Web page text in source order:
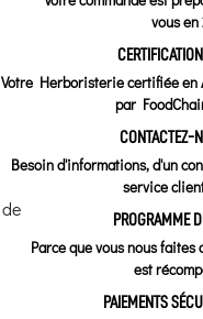
vous en
Votre Herboristerie certifiée
par
CONTACTEZ-
Besoin d'informations, d'un
service
PROGRAMME
Parce que vous nous
est
PAIEMENTS